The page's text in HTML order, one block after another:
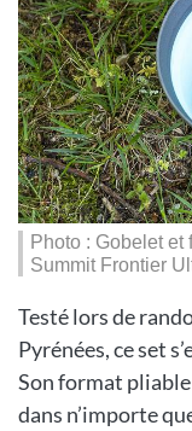
Photo : Gobelet et
Summit Frontier
Testé lors de
Pyrénées, ce set
Son format
dans n’importe